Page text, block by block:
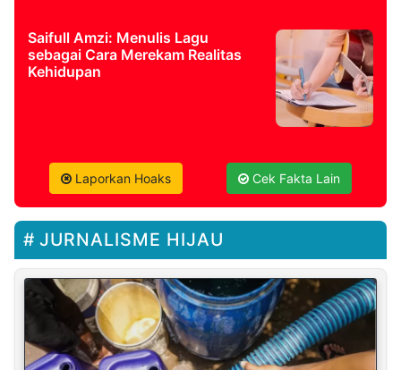
Saifull Amzi: Menulis Lagu
sebagai Cara Merekam Realitas
Kehidupan
Laporkan Hoaks Cek Fakta Lain
JURNALISME HIJAU